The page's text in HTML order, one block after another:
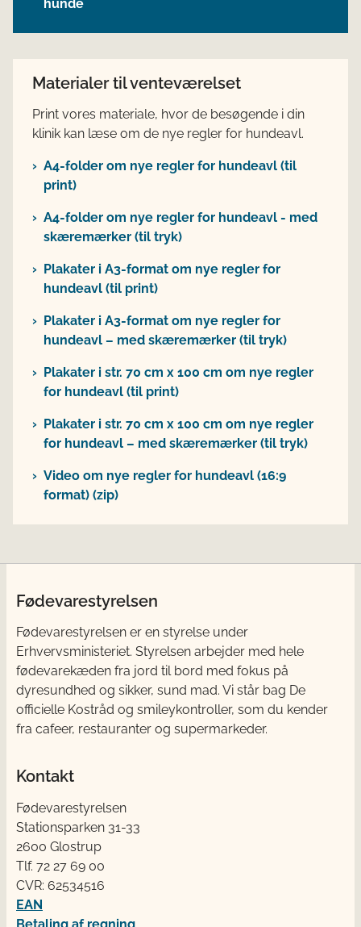
hunde
Materialer til venteværelset
Print vores materiale, hvor de besøgende i din
klinik kan læse om de nye regler for hundeavl.
A4-folder om nye regler for hundeavl (til
print)
A4-folder om nye regler for hundeavl - med
skæremærker (til tryk)
Plakater i A3-format om nye regler for
hundeavl (til print)
Plakater i A3-format om nye regler for
hundeavl – med skæremærker (til tryk)
Plakater i str. 70 cm x 100 cm om nye regler
for hundeavl (til print)
Plakater i str. 70 cm x 100 cm om nye regler
for hundeavl – med skæremærker (til tryk)
Video om nye regler for hundeavl (16:9
format) (zip)
Fødevarestyrelsen
Fødevarestyrelsen er en styrelse under
Erhvervsministeriet. Styrelsen arbejder med hele
fødevarekæden fra jord til bord med fokus på
dyresundhed og sikker, sund mad. Vi står bag De
officielle Kostråd og smileykontroller, som du kender
fra cafeer, restauranter og supermarkeder.
Kontakt
Fødevarestyrelsen
Stationsparken 31-33
2600 Glostrup
Tlf. 72 2​​​7 69 00
CVR: 62534516
EAN
Betaling af regning